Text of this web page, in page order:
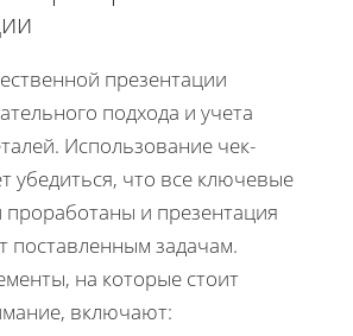
презентации
подхода и учета
Использование чек-
убедиться, что все ключевые
и презентация
поставленным задачам.
на которые стоит
включают: